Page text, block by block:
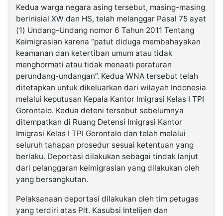
Kedua warga negara asing tersebut, masing-masing
berinisial XW dan HS, telah melanggar Pasal 75 ayat
(1) Undang-Undang nomor 6 Tahun 2011 Tentang
Keimigrasian karena “patut diduga membahayakan
keamanan dan ketertiban umum atau tidak
menghormati atau tidak menaati peraturan
perundang-undangan”. Kedua WNA tersebut telah
ditetapkan untuk dikeluarkan dari wilayah Indonesia
melalui keputusan Kepala Kantor Imigrasi Kelas I TPI
Gorontalo. Kedua deteni tersebut sebelumnya
ditempatkan di Ruang Detensi Imigrasi Kantor
Imigrasi Kelas I TPI Gorontalo dan telah melalui
seluruh tahapan prosedur sesuai ketentuan yang
berlaku. Deportasi dilakukan sebagai tindak lanjut
dari pelanggaran keimigrasian yang dilakukan oleh
yang bersangkutan.
Pelaksanaan deportasi dilakukan oleh tim petugas
yang terdiri atas Plt. Kasubsi Intelijen dan